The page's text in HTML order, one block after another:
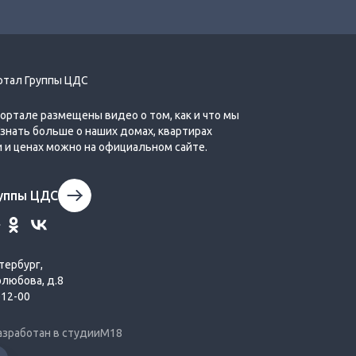
Группы ЦДС
размещены видео о том, как и что мы
больше о наших домах, квартирах
и ценах можно на официальном сайте.
ЦДС
д.8
00
в студииМ18